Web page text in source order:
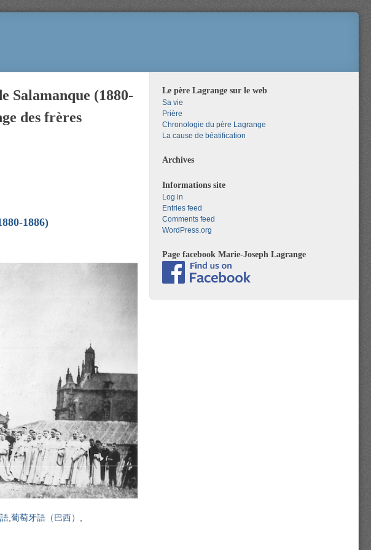
Salamanque (1880-
des frères
1886)
葡萄牙語（巴西）
Le père Lagrange sur le web
Sa vie
Prière
Chronologie du père Lagrange
La cause de béatification
Archives
Informations site
Log in
Entries feed
Comments feed
WordPress.org
Page facebook Marie-Joseph Lagrange